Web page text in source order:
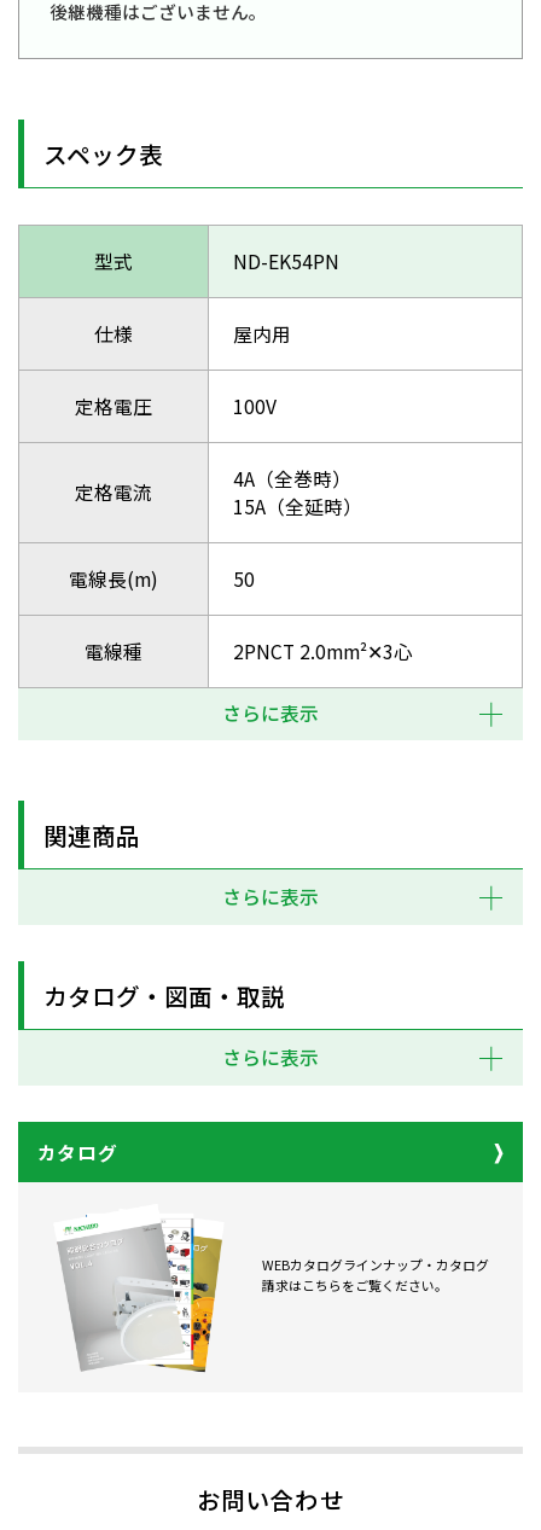
後継機種はございません。
スペック表
型式 ND-EK54PN
仕様 屋内用
定格電圧 100V
定格電流
4A（全巻時）
15A（全延時）
電線長(m) 50
電線種 2PNCT 2.0mm²✕3心
さらに表示
関連商品
さらに表示
カタログ・図面・取説
さらに表示
カタログ
WEBカタログラインナップ・カタログ
請求はこちらをご覧ください。
お問い合わせ